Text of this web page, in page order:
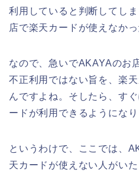
利用していると判断してし
店で楽天カードが使えなか
なので、急いでAKAYAのお
不正利用ではない旨を、楽
んですよね。そしたら、す
ードが利用できるようになり
というわけで、ここでは、
天カードが使えない人がい